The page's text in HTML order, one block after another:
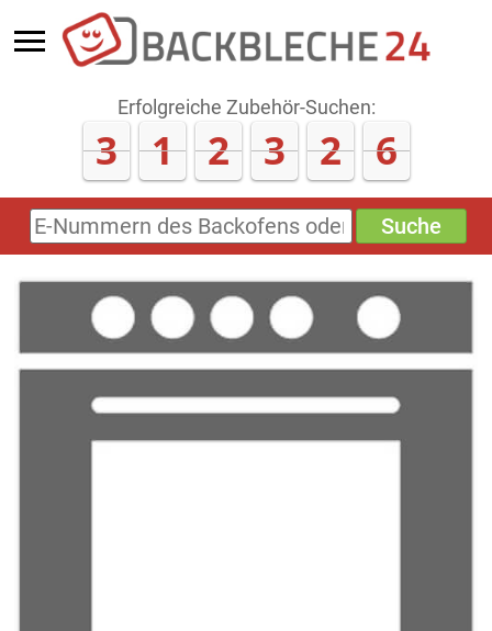
Erfolgreiche Zubehör-Suchen:
3 1 2 3 2 6
E-
Nummern
Sonderzeichen)
Suche